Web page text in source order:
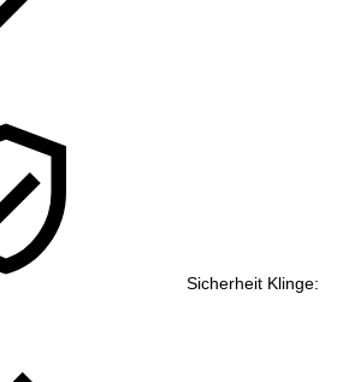
Sicherheit Klinge: